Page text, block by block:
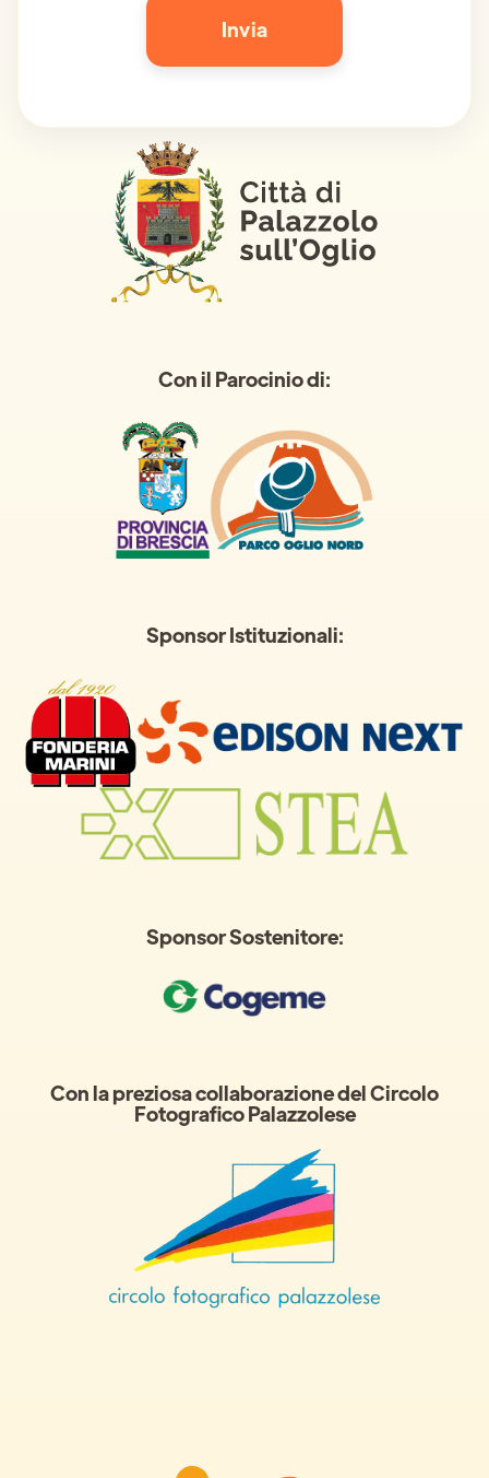
Con il Parocinio di:
Sponsor Istituzionali:
Sponsor Sostenitore:
Con la preziosa collaborazione del Circolo
Fotografico Palazzolese